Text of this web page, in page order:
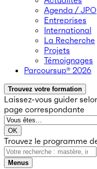
Agenda / JPO
Entreprises
International
La Recherche
Projets
Témoignages
Parcoursup® 2026
Trouvez votre formation
Laissez-vous guider
page correspondante
OK
Trouvez le programme
Menus